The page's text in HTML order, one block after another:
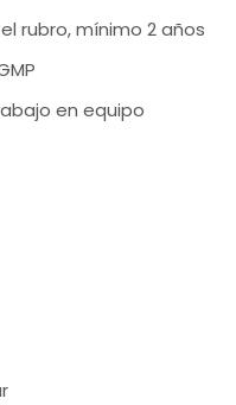
rubro, mínimo 2 años
en equipo